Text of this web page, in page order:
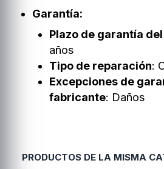
Garantía:
Plazo de garantía
años
Tipo de reparación:
Excepciones de
fabricante: Daños
PRODUCTOS DE LA MISMA